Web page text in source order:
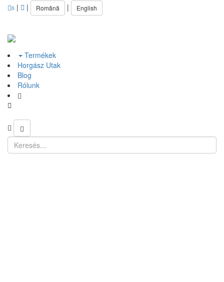
0 | | Română | English
Termékek
Horgász Utak
Blog
Rólunk